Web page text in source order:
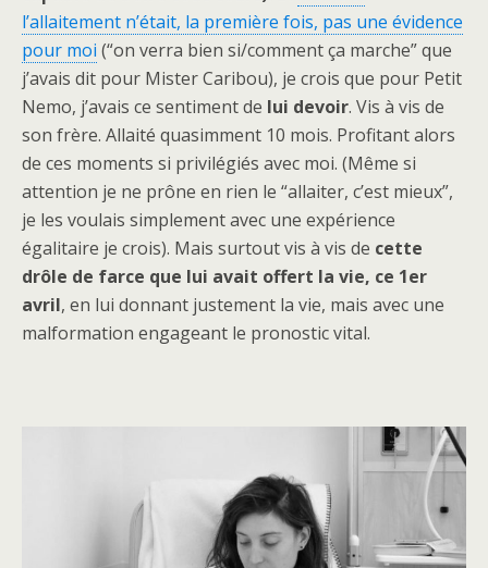
l’allaitement n’était, la première fois, pas une évidence
pour moi (“on verra bien si/comment ça marche” que
j’avais dit pour Mister Caribou), je crois que pour Petit
Nemo, j’avais ce sentiment de lui devoir. Vis à vis de
son frère. Allaité quasimment 10 mois. Profitant alors
de ces moments si privilégiés avec moi. (Même si
attention je ne prône en rien le “allaiter, c’est mieux”,
je les voulais simplement avec une expérience
égalitaire je crois). Mais surtout vis à vis de cette
drôle de farce que lui avait offert la vie, ce 1er
avril, en lui donnant justement la vie, mais avec une
malformation engageant le pronostic vital.